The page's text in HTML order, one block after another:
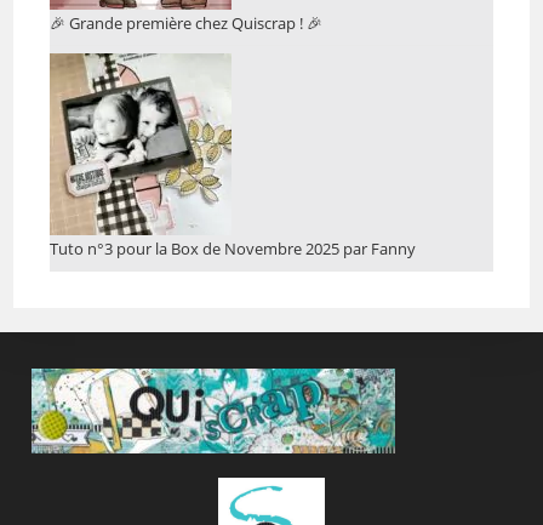
🎉 Grande première chez Quiscrap ! 🎉
Tuto n°3 pour la Box de Novembre 2025 par Fanny